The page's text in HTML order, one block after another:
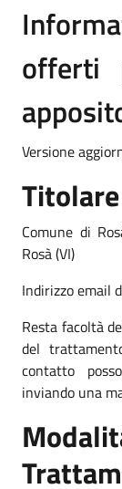
offerti
Versione
Comune di
Rosà (VI)
Indirizzo email
Resta facoltà
del
contatto
inviando una